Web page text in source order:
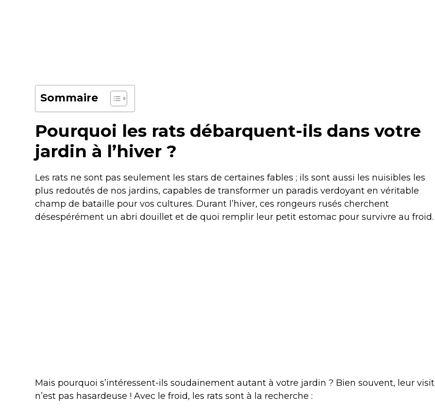
Sommaire
Pourquoi les rats débarquent-ils dans votre
jardin à l’hiver ?
Les rats ne sont pas seulement les stars de certaines fables ; ils sont aussi les nuisibles les
plus redoutés de nos jardins, capables de transformer un paradis verdoyant en véritable
champ de bataille pour vos cultures. Durant l’hiver, ces rongeurs rusés cherchent
désespérément un abri douillet et de quoi remplir leur petit estomac pour survivre au froid.
Mais pourquoi s’intéressent-ils soudainement autant à votre jardin ? Bien souvent, leur
n’est pas hasardeuse ! Avec le froid, les rats sont à la recherche :